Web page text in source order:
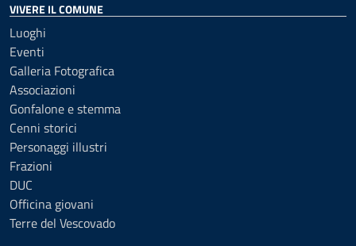
VIVERE IL COMUNE
Luoghi
Eventi
Galleria Fotografica
Associazioni
Gonfalone e stemma
Cenni storici
Personaggi illustri
Frazioni
DUC
Officina giovani
Terre del Vescovado